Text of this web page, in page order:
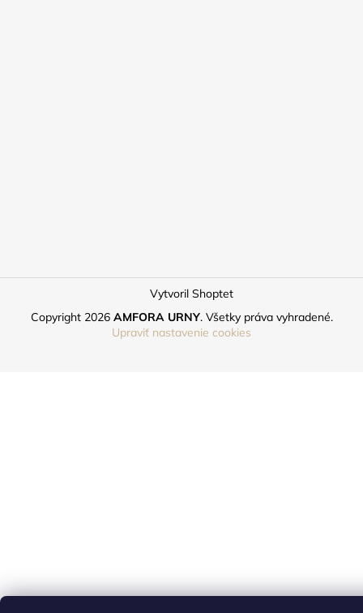
Vytvoril Shoptet
Copyright 2026 AMFORA URNY. Všetky práva vyhradené.
Upraviť nastavenie cookies